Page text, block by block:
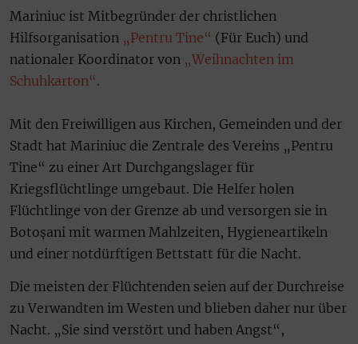
Mariniuc ist Mitbegründer der christlichen
Hilfsorganisation „Pentru Tine“ (Für Euch) und
nationaler Koordinator von „Weihnachten im
Schuhkarton“.
Mit den Freiwilligen aus Kirchen, Gemeinden und der
Stadt hat Mariniuc die Zentrale des Vereins „Pentru
Tine“ zu einer Art Durchgangslager für
Kriegsflüchtlinge umgebaut. Die Helfer holen
Flüchtlinge von der Grenze ab und versorgen sie in
Botoșani mit warmen Mahlzeiten, Hygieneartikeln
und einer notdürftigen Bettstatt für die Nacht.
Die meisten der Flüchtenden seien auf der Durchreise
zu Verwandten im Westen und blieben daher nur über
Nacht. „Sie sind verstört und haben Angst“,